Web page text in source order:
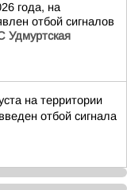
года, на
отбой сигналов
Удмуртская
на территории
отбой сигнала